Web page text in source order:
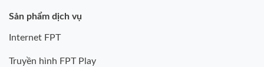
Sản phẩm dịch vụ
Internet FPT
Truyền hình FPT Play